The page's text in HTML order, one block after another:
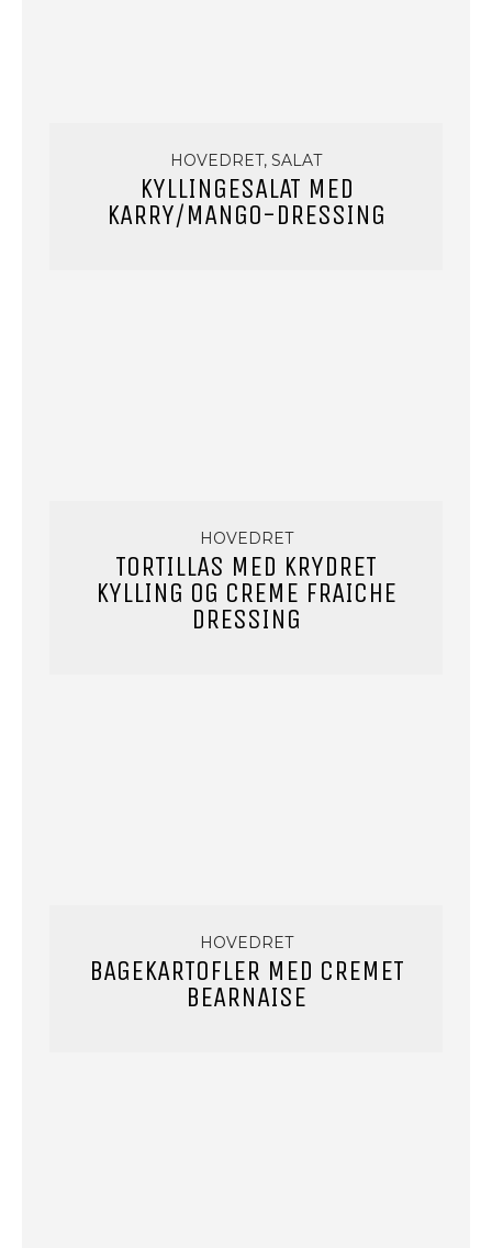
HOVEDRET, SALAT
KYLLINGESALAT MED
KARRY/MANGO-DRESSING
HOVEDRET
TORTILLAS MED KRYDRET
KYLLING OG CREME FRAICHE
DRESSING
HOVEDRET
BAGEKARTOFLER MED CREMET
BEARNAISE